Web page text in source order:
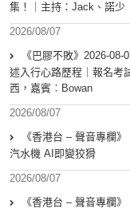
集！｜主持：Jack、諾少
2026/08/07
《巴膠不敗》2026-
述入行心路歷程｜報名考
西，嘉賓︰Bowan
2026/08/07
《香港台 – 聲音專欄
汽水機 AI即變狡猾
2026/08/07
《香港台 – 聲音專欄